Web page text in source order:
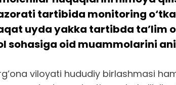
tartibida monitoring
uyda yakka tartibda
sohasiga oid muammolarini
viloyati hududiy birlashmasi